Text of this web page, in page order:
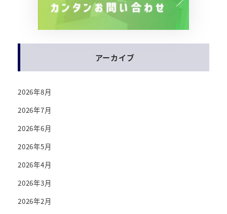
アーカイブ
2026年8月
2026年7月
2026年6月
2026年5月
2026年4月
2026年3月
2026年2月